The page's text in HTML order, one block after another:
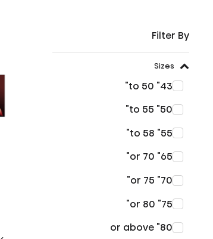
Filter By
Sizes
43" to 50"
50" to 55"
55" to 58"
65" or 70"
70" or 75"
75" or 80"
80" or above